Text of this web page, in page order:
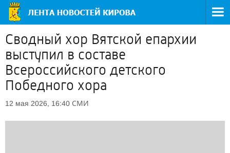
Сводный хор Вятской епархии
выступил в составе
Всероссийского детского
Победного хора
12 мая 2026, 16:40 СМИ